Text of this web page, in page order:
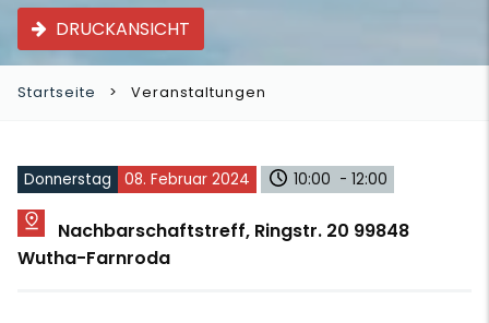
DRUCKANSICHT
Startseite Veranstaltungen
Donnerstag 08. Februar 2024 10:00 - 12:00
Nachbarschaftstreff, Ringstr. 20 99848
Wutha-Farnroda